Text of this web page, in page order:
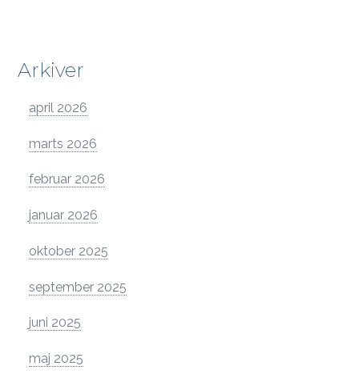
Arkiver
april 2026
marts 2026
februar 2026
januar 2026
oktober 2025
september 2025
juni 2025
maj 2025